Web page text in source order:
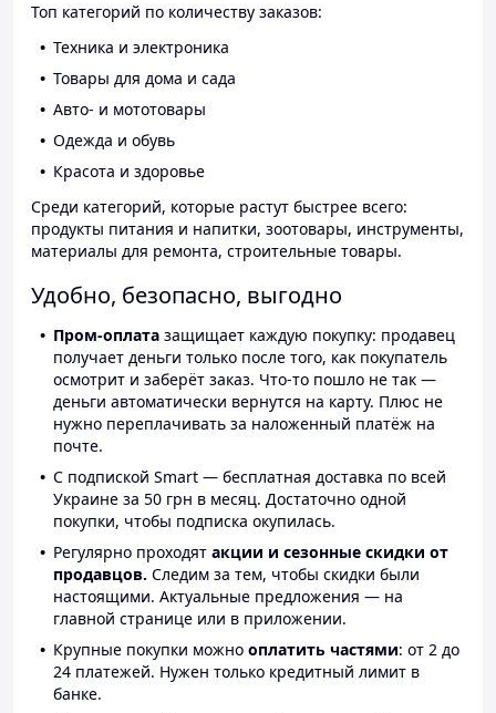
Топ категорий по количеству заказов:
Техника и электроника
Товары для дома и сада
Авто- и мототовары
Одежда и обувь
Красота и здоровье
Среди категорий, которые растут быстрее всего:
продукты питания и напитки, зоотовары, инструменты,
материалы для ремонта, строительные товары.
Удобно, безопасно, выгодно
Пром-оплата защищает каждую покупку: продавец
получает деньги только после того, как покупатель
осмотрит и заберёт заказ. Что-то пошло не так —
деньги автоматически вернутся на карту. Плюс не
нужно переплачивать за наложенный платёж на
почте.
С подпиской Smart — бесплатная доставка по всей
Украине за 50 грн в месяц. Достаточно одной
покупки, чтобы подписка окупилась.
Регулярно проходят акции и сезонные скидки от
продавцов. Следим за тем, чтобы скидки были
настоящими. Актуальные предложения — на
главной странице или в приложении.
Крупные покупки можно оплатить частями: от 2 до
24 платежей. Нужен только кредитный лимит в
банке.